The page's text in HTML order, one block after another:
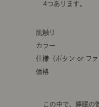
4つあります。
肌触り
カラー
仕様（ボタン or ファ
価格
この中で、睡眠の